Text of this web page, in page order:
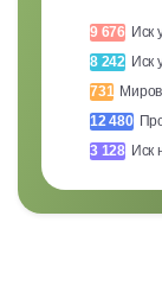
9 676 Иск
8 242 Иск
731
12 480
3 128 Иск